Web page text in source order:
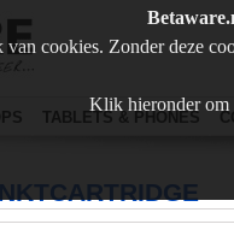
cookies. Zonder deze
Klik hieronder om
TABLETS & PHONES